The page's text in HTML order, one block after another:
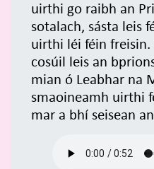
uirthi go raibh an
sotalach, sásta leis
uirthi léi féin freisin.
cosúil leis an
mian ó Leabhar na
smaoineamh uirthi
mar a bhí seisean